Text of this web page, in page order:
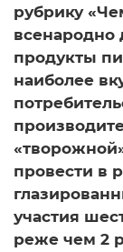
рубрику
всенародно
продукты
наиболее
провести в
участия
реже чем 2